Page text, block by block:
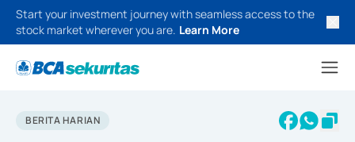
Start your investment journey with seamless access to the
stock market wherever you are. Learn More
BERITA HARIAN